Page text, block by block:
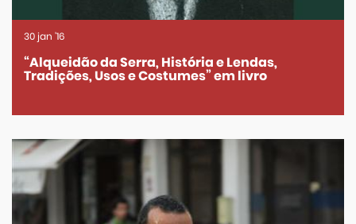
“Alqueidão da Serra, História e Lendas,
Tradições, Usos e Costumes” em livro
30jan '16